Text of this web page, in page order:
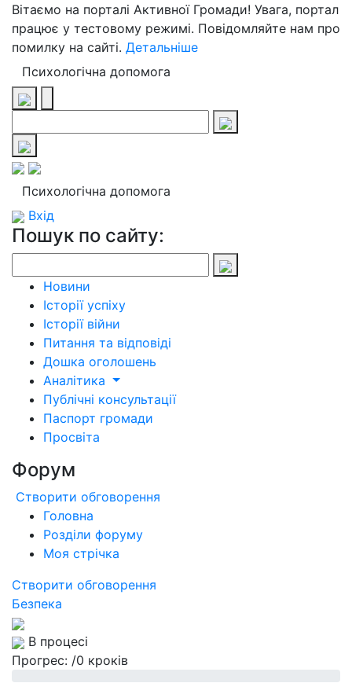
Вітаємо на порталі Активної Громади! Увага, портал
працює у тестовому режимі. Повідомляйте нам про
помилку на сайті. Детальніше
Психологічна допомога
Психологічна допомога
Вхід
Пошук по сайту:
Новини
Історії успіху
Історії війни
Питання та відповіді
Дошка оголошень
Аналітика
Публічні консультації
Паспорт громади
Просвіта
Форум
Створити обговорення
Головна
Розділи форуму
Моя стрічка
Створити обговорення
Безпека
В процесі
Прогрес: /0 кроків